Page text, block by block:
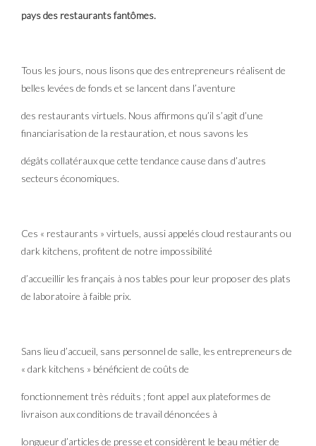
pays des restaurants fantômes.
Tous les jours, nous lisons que des entrepreneurs réalisent de
belles levées de fonds et se lancent dans l’aventure
des restaurants virtuels. Nous affirmons qu’il s’agit d’une
financiarisation de la restauration, et nous savons les
dégâts collatéraux que cette tendance cause dans d’autres
secteurs économiques.
Ces « restaurants » virtuels, aussi appelés cloud restaurants ou
dark kitchens, profitent de notre impossibilité
d’accueillir les français à nos tables pour leur proposer des plats
de laboratoire à faible prix.
Sans lieu d’accueil, sans personnel de salle, les entrepreneurs de
« dark kitchens » bénéficient de coûts de
fonctionnement très réduits ; font appel aux plateformes de
livraison aux conditions de travail dénoncées à
longueur d’articles de presse et considèrent le beau métier de